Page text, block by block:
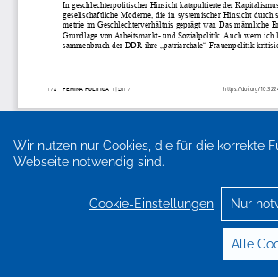
Wir nutzen nur Cookies, die für die korrekte
Webseite notwendig sind.
Cookie-Einstellungen Nur
Alle